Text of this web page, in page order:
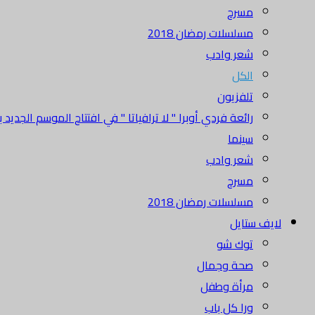
مسرح
مسلسلات رمضان 2018
شعر وادب
الكل
تلفزيون
رائعة فردي أوبرا " لا ترافياتا " في افتتاح الموسم الجديد
سينما
شعر وادب
مسرح
مسلسلات رمضان 2018
لايف ستايل
توك شو
صحة وجمال
مرأة وطفل
ورا كل باب